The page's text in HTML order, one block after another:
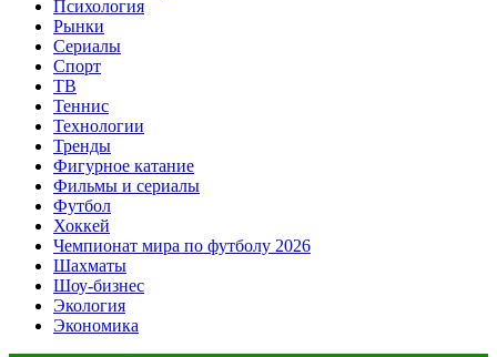
Психология
Рынки
Сериалы
Спорт
ТВ
Теннис
Технологии
Тренды
Фигурное катание
Фильмы и сериалы
Футбол
Хоккей
Чемпионат мира по футболу 2026
Шахматы
Шоу-бизнес
Экология
Экономика